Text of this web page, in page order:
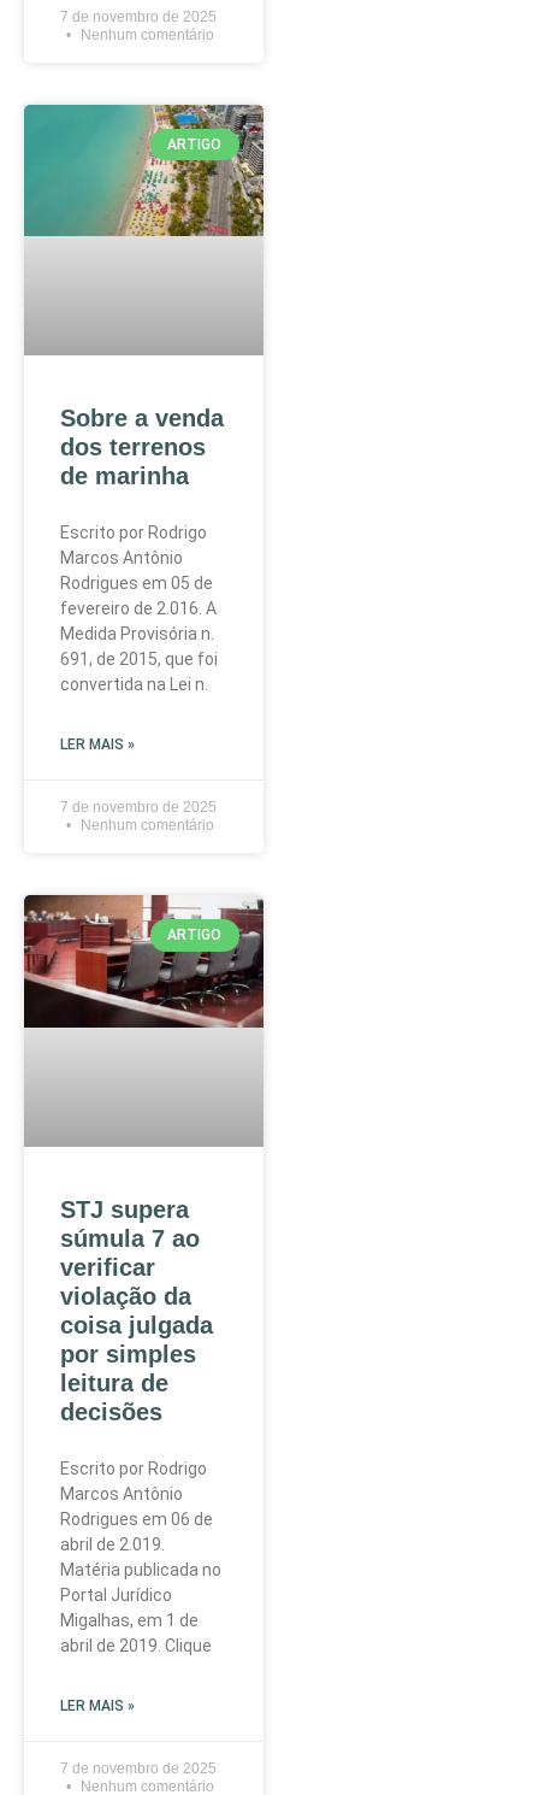
7 de novembro de 2025
Nenhum comentário
ARTIGO
Sobre a venda
dos terrenos
de marinha
Escrito por Rodrigo
Marcos Antônio
Rodrigues em 05 de
fevereiro de 2.016. A
Medida Provisória n.
691, de 2015, que foi
convertida na Lei n.
LER MAIS »
7 de novembro de 2025
Nenhum comentário
ARTIGO
STJ supera
súmula 7 ao
verificar
violação da
coisa julgada
por simples
leitura de
decisões
Escrito por Rodrigo
Marcos Antônio
Rodrigues em 06 de
abril de 2.019.
Matéria publicada no
Portal Jurídico
Migalhas, em 1 de
abril de 2019. Clique
LER MAIS »
7 de novembro de 2025
Nenhum comentário